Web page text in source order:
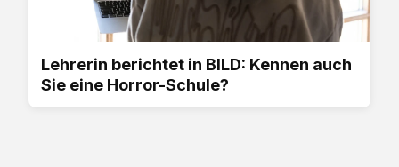
Lehrerin berichtet in BILD: Kennen auch
Sie eine Horror-Schule?